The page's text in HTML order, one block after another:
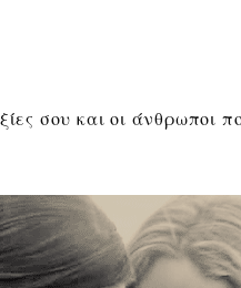
σου και οι άνθρωποι